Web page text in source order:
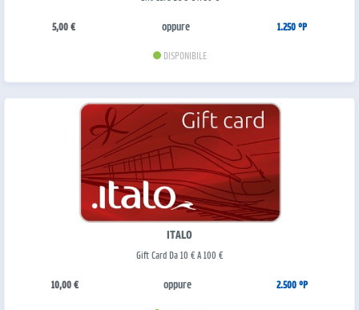
5,00 € oppure 1.250 °P
DISPONIBILE
ITALO
Gift Card Da 10 € A 100 €
10,00 € oppure 2.500 °P